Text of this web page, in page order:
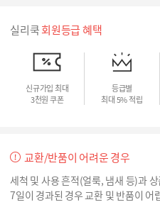
실리쿡회원등급 혜택
신규가입 최대
3천원 쿠폰
등급별
최대 5% 적립
교환/반품이 어려운 경우
세척 및 사용 흔적(얼룩, 냄새 등)과
7일이 경과된 경우 교환 및 반품이 어